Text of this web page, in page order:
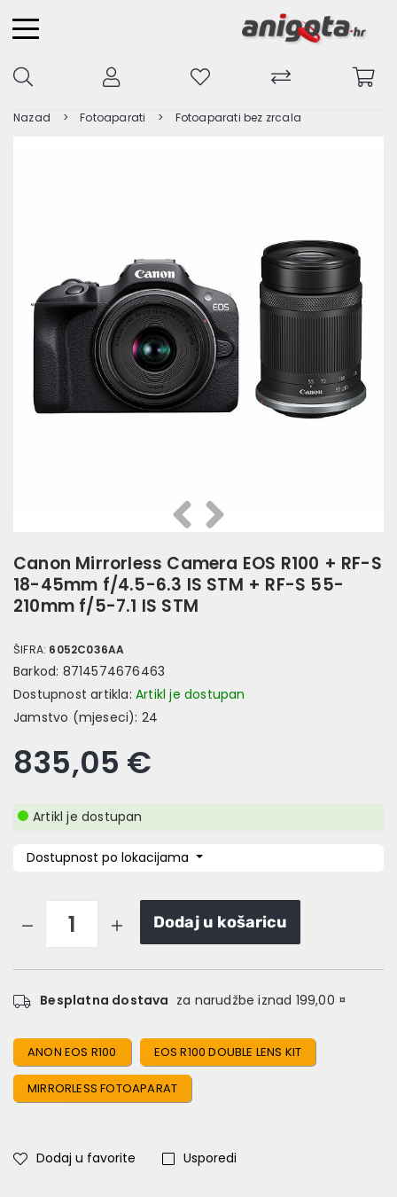
Nazad Fotoaparati Fotoaparati bez zrcala
PrethodnaSlijedeća
Canon Mirrorless Camera EOS R100 + RF-S
18-45mm f/4.5-6.3 IS STM + RF-S 55-
210mm f/5-7.1 IS STM
ŠIFRA: 6052C036AA
Barkod: 8714574676463
Dostupnost artikla: Artikl je dostupan
Jamstvo (mjeseci): 24
835,05 €
Artikl je dostupan
Dostupnost po lokacijama
Dodaj u košaricu
Besplatna dostava za narudžbe iznad 199,00 ¤
ANON EOS R100 EOS R100 DOUBLE LENS KIT
MIRRORLESS FOTOAPARAT
Dodaj u favorite Usporedi